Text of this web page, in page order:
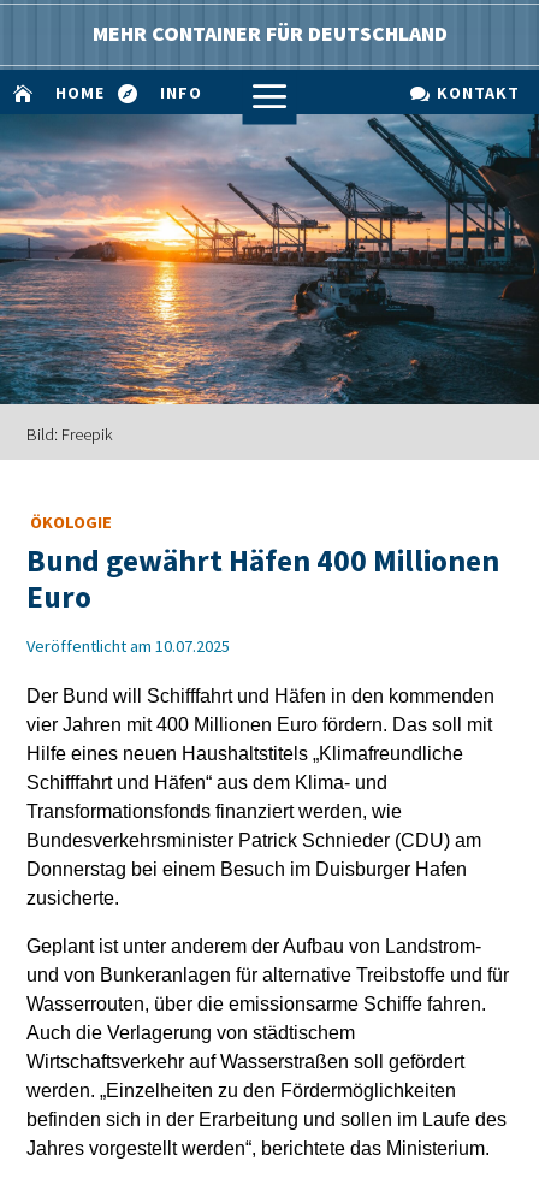
MEHR CONTAINER FÜR DEUTSCHLAND
 HOME  INFO a  KONTAKT
Bild: Freepik
ÖKOLOGIE
Bund gewährt Häfen 400 Millionen
Euro
Veröffentlicht am 10.07.2025
Der Bund will Schifffahrt und Häfen in den kommenden
vier Jahren mit 400 Millionen Euro fördern. Das soll mit
Hilfe eines neuen Haushaltstitels „Klimafreundliche
Schifffahrt und Häfen“ aus dem Klima- und
Transformationsfonds finanziert werden, wie
Bundesverkehrsminister Patrick Schnieder (CDU) am
Donnerstag bei einem Besuch im Duisburger Hafen
zusicherte.
Geplant ist unter anderem der Aufbau von Landstrom-
und von Bunkeranlagen für alternative Treibstoffe und für
Wasserrouten, über die emissionsarme Schiffe fahren.
Auch die Verlagerung von städtischem
Wirtschaftsverkehr auf Wasserstraßen soll gefördert
werden. „Einzelheiten zu den Fördermöglichkeiten
befinden sich in der Erarbeitung und sollen im Laufe des
Jahres vorgestellt werden“, berichtete das Ministerium.